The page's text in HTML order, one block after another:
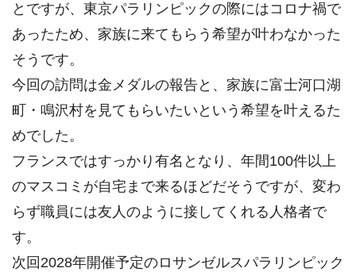
とですが、東京パラリンピックの際にはコロナ禍で
あったため、家族に来てもらう希望が叶わなかった
そうです。
今回の訪問は金メダルの報告と、家族に富士河口湖
町・鳴沢村を見てもらいたいという希望を叶えるた
めでした。
フランスではすっかり有名となり、年間100件以上
のマスコミが自宅まで来るほどだそうですが、変わ
らず職員には友人のように接してくれる人格者で
す。
次回2028年開催予定のロサンゼルスパラリンピック